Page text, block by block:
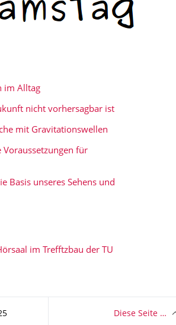
im Alltag
nicht vorhersagbar ist
mit Gravitationswellen
Voraussetzungen für
Basis unseres Sehens und
im Trefftzbau der TU
Diese Seite …